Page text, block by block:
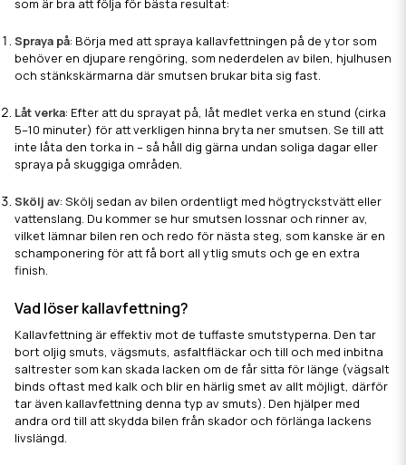
som är bra att följa för bästa resultat:
Spraya på: Börja med att spraya kallavfettningen på de ytor som
behöver en djupare rengöring, som nederdelen av bilen, hjulhusen
och stänkskärmarna där smutsen brukar bita sig fast.
Låt verka: Efter att du sprayat på, låt medlet verka en stund (cirka
5–10 minuter) för att verkligen hinna bryta ner smutsen. Se till att
inte låta den torka in – så håll dig gärna undan soliga dagar eller
spraya på skuggiga områden.
Skölj av: Skölj sedan av bilen ordentligt med högtryckstvätt eller
vattenslang. Du kommer se hur smutsen lossnar och rinner av,
vilket lämnar bilen ren och redo för nästa steg, som kanske är en
schamponering för att få bort all ytlig smuts och ge en extra
finish.
Vad löser kallavfettning?
Kallavfettning är effektiv mot de tuffaste smutstyperna. Den tar
bort oljig smuts, vägsmuts, asfaltfläckar och till och med inbitna
saltrester som kan skada lacken om de får sitta för länge (vägsalt
binds oftast med kalk och blir en härlig smet av allt möjligt, därför
tar även kallavfettning denna typ av smuts). Den hjälper med
andra ord till att skydda bilen från skador och förlänga lackens
livslängd.